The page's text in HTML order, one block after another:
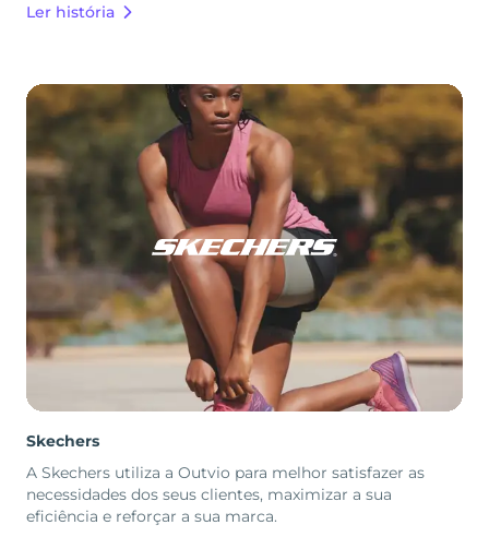
Ler história
Skechers
A Skechers utiliza a Outvio para melhor satisfazer as
necessidades dos seus clientes, maximizar a sua
eficiência e reforçar a sua marca.